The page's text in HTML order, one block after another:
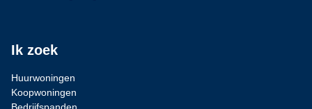
Ik zoek
Huurwoningen
Koopwoningen